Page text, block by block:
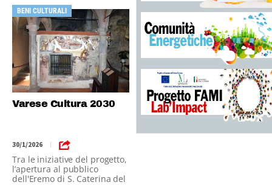
BENI CULTURALI
Varese Cultura 2030
30/1/2026 |
Tra le iniziative del progetto,
l’apertura al pubblico
dell'Eremo di S. Caterina del